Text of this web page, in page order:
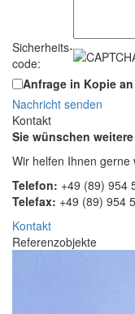
Sicherheits-
code:
Anfrage in Kopie
Nachricht senden
Kontakt
Sie wünschen
Wir helfen Ihnen gerne
Telefon: +49 (89) 954
Telefax: +49 (89) 954
Kontakt
Referenzobjekte